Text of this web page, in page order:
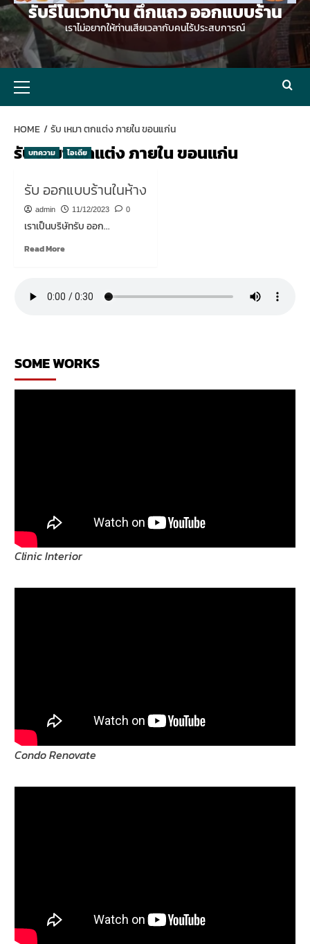
รับรีโนเวทบ้าน ตึกแถว ออกแบบร้าน
เราไม่อยากให้ท่านเสียเวลากับคนไร้ประสบการณ์
Menu
HOME รับ เหมา ตกแต่ง ภายใน ขอนแก่น
รับ เหมา ตกแต่ง ภายใน ขอนแก่น
บทความ ไอเดีย
รับ ออกแบบร้านในห้าง
admin 11/12/2023 0
เราเป็นบริษัทรับ ออก...
Read MoreRead
ออกแบบ
SOME WORKS
Clinic Interior
Condo Renovate